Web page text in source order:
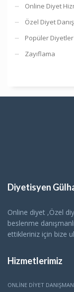
Online Diyet
Özel Diyet
Popüler Diyetler
Zayıflama
Diyetisyen
Online diyet ,Özel
beslenme
ettikleriniz için bize
Hizmetlerimiz
ONLINE DIYET